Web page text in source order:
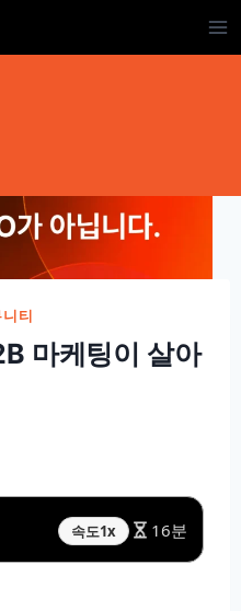
니티
마케팅이 살아
속도1x 16분